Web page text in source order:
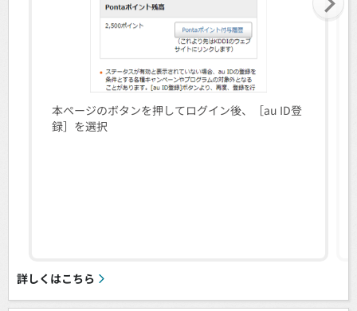
本ページのボタンを押してログイン後、［au ID登
録］を選択
詳しくはこちら